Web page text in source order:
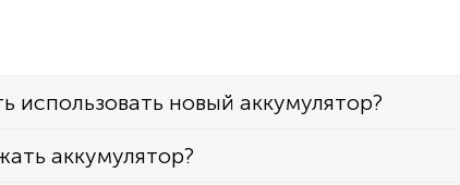
использовать новый аккумулятор?
аккумулятор?